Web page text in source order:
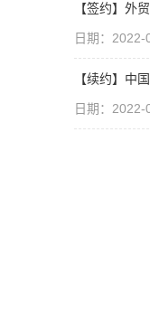
【签约】外
日期：
【续约】中
日期：